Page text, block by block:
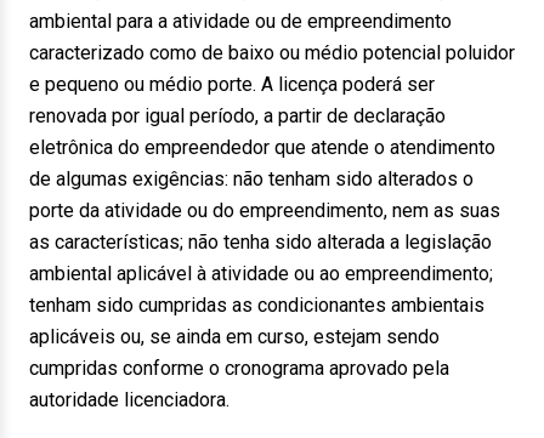
ambiental para a atividade ou de empreendimento
caracterizado como de baixo ou médio potencial poluidor
e pequeno ou médio porte. A licença poderá ser
renovada por igual período, a partir de declaração
eletrônica do empreendedor que atende o atendimento
de algumas exigências: não tenham sido alterados o
porte da atividade ou do empreendimento, nem as suas
as características; não tenha sido alterada a legislação
ambiental aplicável à atividade ou ao empreendimento;
tenham sido cumpridas as condicionantes ambientais
aplicáveis ou, se ainda em curso, estejam sendo
cumpridas conforme o cronograma aprovado pela
autoridade licenciadora.